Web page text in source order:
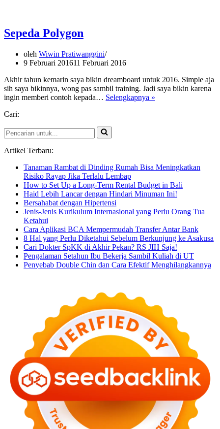
Sepeda Polygon
oleh Wiwin Pratiwanggini
9 Februari 201611 Februari 2016
Akhir tahun kemarin saya bikin dreamboard untuk 2016. Simple aja
sih saya bikinnya, wong pas sambil training. Jadi saya bikin karena
ingin memberi contoh kepada… Selengkapnya »
Cari:
Pencarian
untuk...
Artikel Terbaru:
Tanaman Rambat di Dinding Rumah Bisa Meningkatkan
Risiko Rayap Jika Terlalu Lembap
How to Set Up a Long-Term Rental Budget in Bali
Haid Lebih Lancar dengan Hindari Minuman Ini!
Bersahabat dengan Hipertensi
Jenis-Jenis Kurikulum Internasional yang Perlu Orang Tua
Ketahui
Cara Aplikasi BCA Mempermudah Transfer Antar Bank
8 Hal yang Perlu Diketahui Sebelum Berkunjung ke Asakusa
Cari Dokter SpKK di Akhir Pekan? RS JIH Saja!
Pengalaman Setahun Ibu Bekerja Sambil Kuliah di UT
Penyebab Double Chin dan Cara Efektif Menghilangkannya